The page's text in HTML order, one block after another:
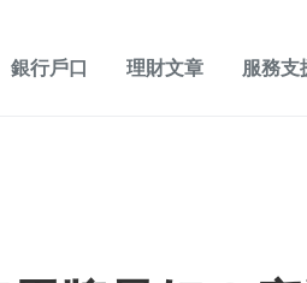
銀行戶口 理財文章 服務支